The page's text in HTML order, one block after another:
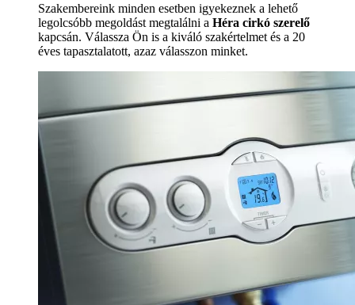
Szakembereink minden esetben igyekeznek a lehető
legolcsóbb megoldást megtalálni a Héra cirkó szerelő
kapcsán. Válassza Ön is a kiváló szakértelmet és a 20
éves tapasztalatott, azaz válasszon minket.